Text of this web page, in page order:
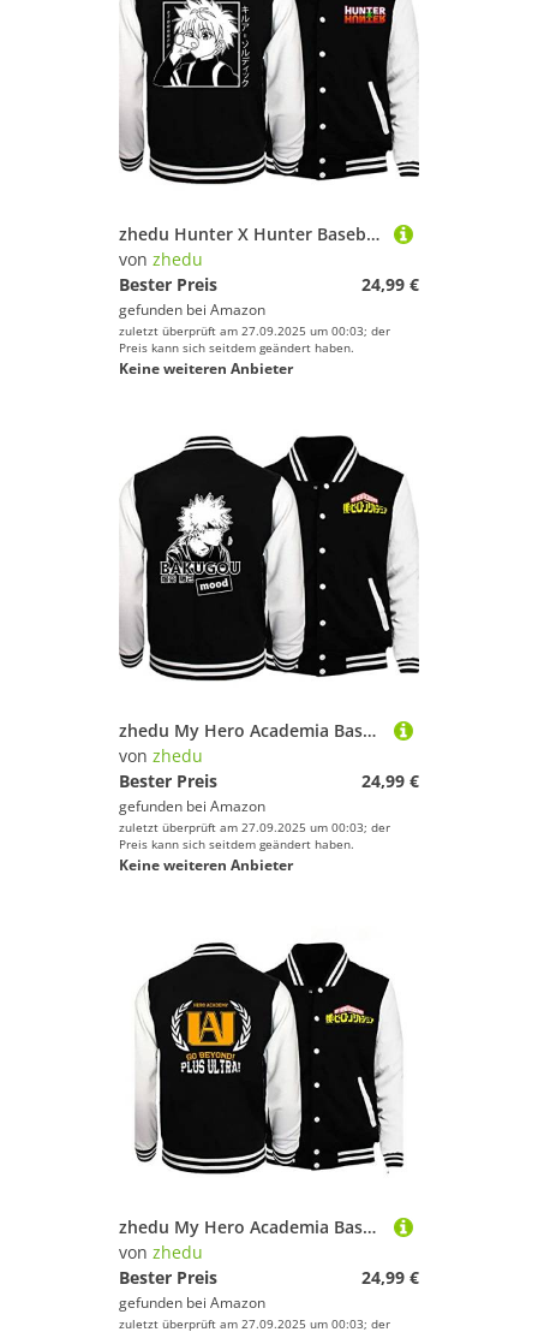
zhedu Hunter X Hunter Baseballuniform Hoodie Japan Anime Trainingsanzug Herren Bomberjacke Winter Streetwear Harajuku (XS,Color 01)
von zhedu
Bester Preis
24,99 €
gefunden bei Amazon
zuletzt überprüft am 27.09.2025 um 00:03; der
Preis kann sich seitdem geändert haben.
Keine weiteren Anbieter
zhedu My Hero Academia Baseballuniform Hoodie Japan Anime Trainingsanzug Männer Bomberjacke Winter Streetwear Harajuku (S,Color 02)
von zhedu
Bester Preis
24,99 €
gefunden bei Amazon
zuletzt überprüft am 27.09.2025 um 00:03; der
Preis kann sich seitdem geändert haben.
Keine weiteren Anbieter
zhedu My Hero Academia Baseballuniform Hoodie Japan Anime Trainingsanzug Männer Bomberjacke Winter Streetwear Harajuku (XXL,Color 05)
von zhedu
Bester Preis
24,99 €
gefunden bei Amazon
zuletzt überprüft am 27.09.2025 um 00:03; der